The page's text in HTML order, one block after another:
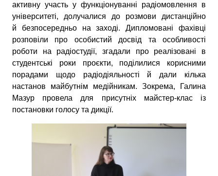
активну участь у функціонуванні радіомовлення в
університеті, долучалися до розмови дистанційно
й безпосередньо на заході. Дипломовані фахівці
розповіли про особистий досвід та особливості
роботи на радіостудії, згадали про реалізовані в
студентські роки проєкти, поділилися корисними
порадами щодо радіодіяльності й дали кілька
настанов майбутнім медійникам. Зокрема, Галина
Мазур провела для присутніх майстер-клас із
постановки голосу та дикції.